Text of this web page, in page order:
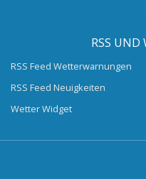
RSS UND
RSS Feed Wetterwarnungen
RSS Feed Neuigkeiten
Wetter Widget